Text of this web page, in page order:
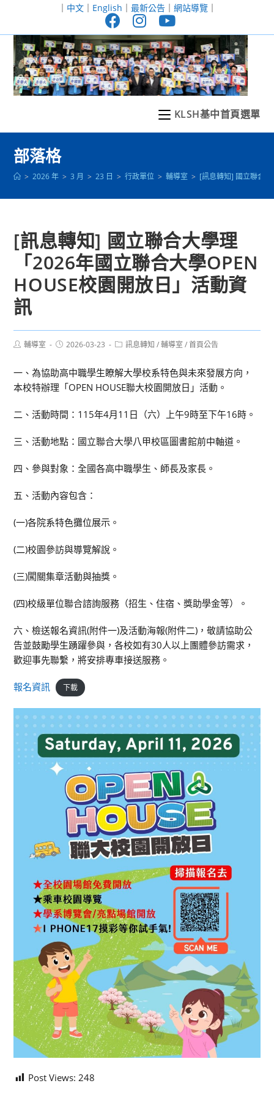
至
｜ 中文｜ English ｜ 最新公告｜ 網站導覽｜
KLSH基中首頁選單
部落格
> 2026 年 > 3 月 > 23 日 > 行政單位 > 輔導室 > [訊息轉知] 國立聯合
[訊息轉知] 國立聯合大學理
「2026年國立聯合大學OPEN
HOUSE校園開放日」活動資
訊
Post輔導室
Post2026-03-23
Post訊息轉知 / 輔導室 / 首頁公告
一、為協助高中職學生瞭解大學校系特色與未來發展方向，
本校特辦理「OPEN HOUSE聯大校園開放日」活動。
二、活動時間：115年4月11日（六）上午9時至下午16時。
三、活動地點：國立聯合大學八甲校區圖書館前中軸道。
四、參與對象：全國各高中職學生、師長及家長。
五、活動內容包含：
(一)各院系特色攤位展示。
(二)校園參訪與導覽解說。
(三)闖關集章活動與抽獎。
(四)校級單位聯合諮詢服務（招生、住宿、獎助學金等）。
六、檢送報名資訊(附件一)及活動海報(附件二)，敬請協助公
告並鼓勵學生踴躍參與，各校如有30人以上團體參訪需求，
歡迎事先聯繫，將安排專車接送服務。
報名資訊 下載
Post Views: 248